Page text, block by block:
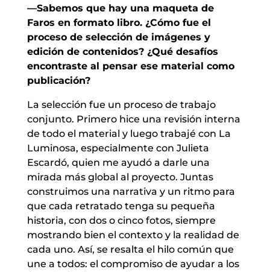
—Sabemos que hay una maqueta de
Faros en formato libro. ¿Cómo fue el
proceso de selección de imágenes y
edición de contenidos? ¿Qué desafíos
encontraste al pensar ese material como
publicación?
La selección fue un proceso de trabajo
conjunto. Primero hice una revisión interna
de todo el material y luego trabajé con La
Luminosa, especialmente con Julieta
Escardó, quien me ayudó a darle una
mirada más global al proyecto. Juntas
construimos una narrativa y un ritmo para
que cada retratado tenga su pequeña
historia, con dos o cinco fotos, siempre
mostrando bien el contexto y la realidad de
cada uno. Así, se resalta el hilo común que
une a todos: el compromiso de ayudar a los